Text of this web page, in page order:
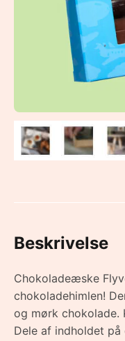
Beskrivelse
Chokoladeæske
chokoladehimlen!
og mørk chokolade.
Dele af indholdet